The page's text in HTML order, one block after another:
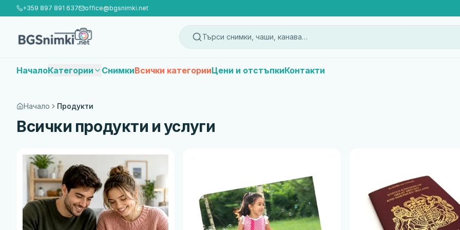
+359 897 891 637 office@bgsnimki.net
Търси снимки, чаши, канава…
НачалоКатегории СнимкиВсички категорииЦени и отстъпкиКонтакти
Начало Продукти
Всички продукти и услуги